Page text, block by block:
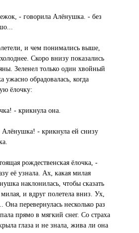
- говорила Алёнушка. - без
и чем понимались выше,
Скоро внизу показались
Зеленел только один хвойный
ужасно обрадовалась, когда
ёлочку:
- крикнула она.
Алёнушка! - крикнула ей снизу
рождественская ёлочка, -
её узнала. Ах, какая милая
наклонилась, чтобы сказать
и вдруг полетела вниз. Ух,
Она перевернулась несколько раз
прямо в мягкий снег. Со страха
глаза и не знала, жива ли она